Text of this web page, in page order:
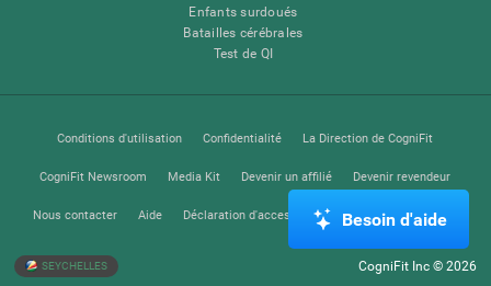
Enfants surdoués
Batailles cérébrales
Test de QI
Conditions d'utilisation Confidentialité La Direction de CogniFit
CogniFit Newsroom Media Kit Devenir un affilié Devenir revendeur
Nous contacter Aide Déclaration d'accessibilité Centre de Confiance
SEYCHELLES CogniFit Inc © 2026
Besoin d'aide